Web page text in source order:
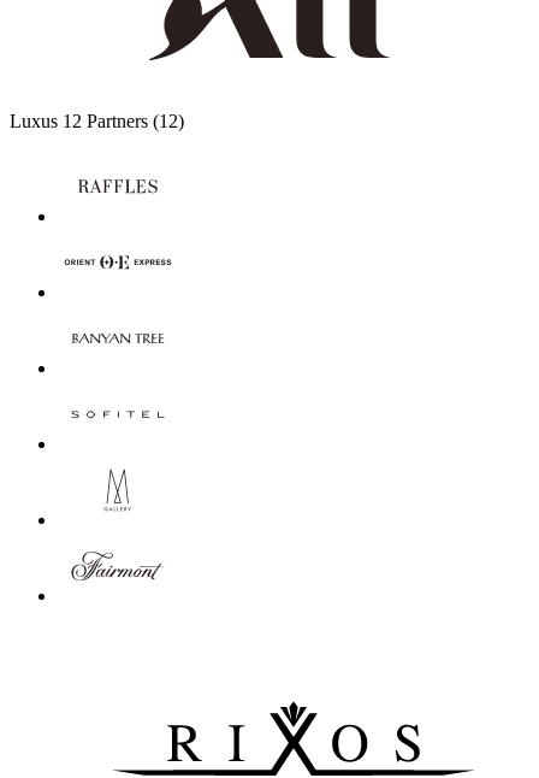
Luxus 12 Partners (12)